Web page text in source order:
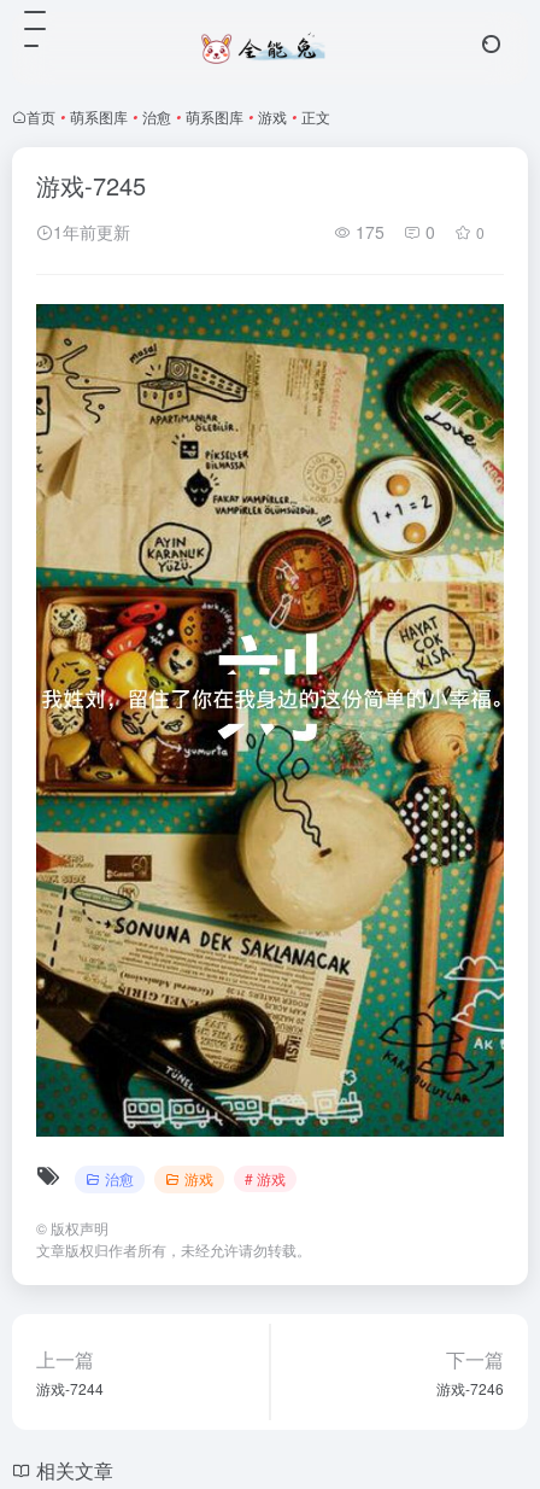
首页 • 萌系图库 • 治愈 • 萌系图库 • 游戏 • 正文
游戏-7245
1年前更新 175 0 0
治愈 游戏 # 游戏
© 版权声明
文章版权归作者所有，未经允许请勿转载。
上一篇
游戏-7244
下一篇
游戏-7246
相关文章